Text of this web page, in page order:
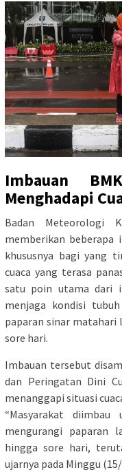
Imbauan
Menghadapi
Badan Meteorologi
memberikan beberapa
khususnya bagi yang
cuaca yang terasa
satu poin utama dari
menjaga kondisi
paparan sinar matahari
sore hari.
Imbauan tersebut
dan Peringatan Dini
menanggapi situasi
“Masyarakat
mengurangi paparan
hingga sore hari,
ujarnya pada Minggu